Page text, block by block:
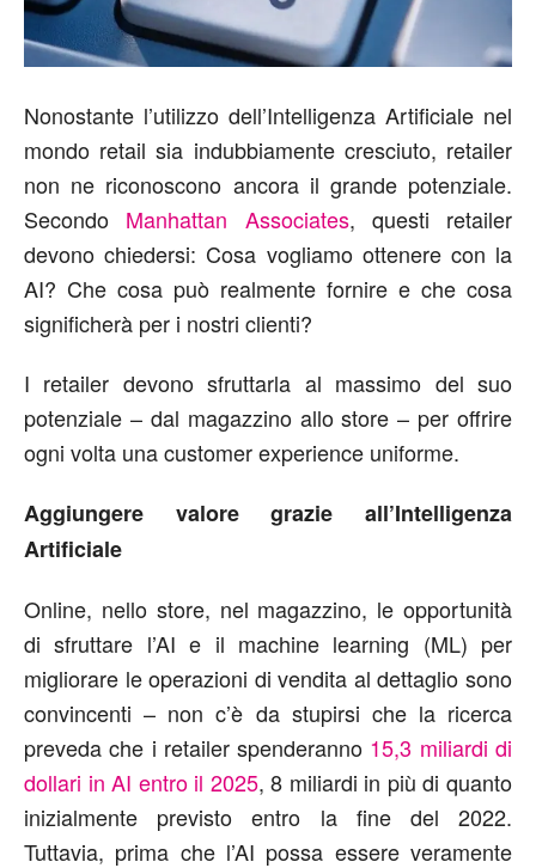
Nonostante l’utilizzo dell’Intelligenza Artificiale nel
mondo retail sia indubbiamente cresciuto, retailer
non ne riconoscono ancora il grande potenziale.
Secondo Manhattan Associates, questi retailer
devono chiedersi: Cosa vogliamo ottenere con la
AI? Che cosa può realmente fornire e che cosa
significherà per i nostri clienti?
I retailer devono sfruttarla al massimo del suo
potenziale – dal magazzino allo store – per offrire
ogni volta una customer experience uniforme.
Aggiungere valore grazie all’Intelligenza
Artificiale
Online, nello store, nel magazzino, le opportunità
di sfruttare l’AI e il machine learning (ML) per
migliorare le operazioni di vendita al dettaglio sono
convincenti – non c’è da stupirsi che la ricerca
preveda che i retailer spenderanno 15,3 miliardi di
dollari in AI entro il 2025, 8 miliardi in più di quanto
inizialmente previsto entro la fine del 2022.
Tuttavia, prima che l’AI possa essere veramente